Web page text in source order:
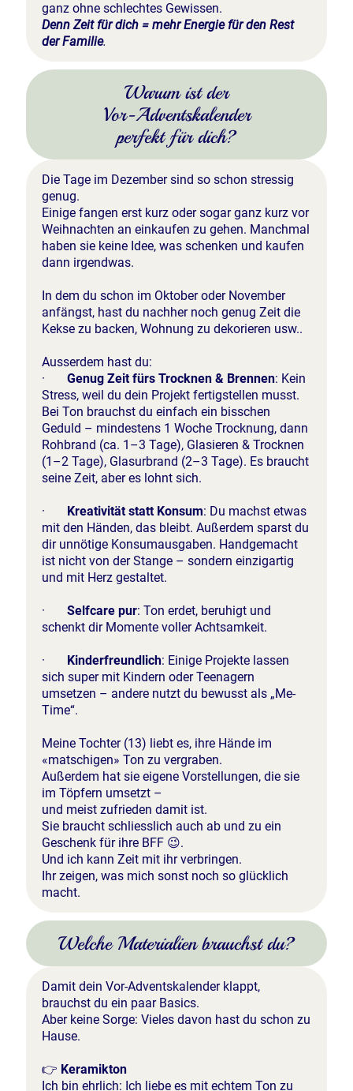
ganz ohne schlechtes Gewissen.
Denn Zeit für dich = mehr Energie für den Rest
der Familie.
Warum ist der
Vor-Adventskalender
perfekt für dich?
Die Tage im Dezember sind so schon stressig
genug.
Einige fangen erst kurz oder sogar ganz kurz vor
Weihnachten an einkaufen zu gehen. Manchmal
haben sie keine Idee, was schenken und kaufen
dann irgendwas.
In dem du schon im Oktober oder November
anfängst, hast du nachher noch genug Zeit die
Kekse zu backen, Wohnung zu dekorieren usw..
Ausserdem hast du:
· Genug Zeit fürs Trocknen & Brennen: Kein
Stress, weil du dein Projekt fertigstellen musst.
Bei Ton brauchst du einfach ein bisschen
Geduld – mindestens 1 Woche Trocknung, dann
Rohbrand (ca. 1–3 Tage), Glasieren & Trocknen
(1–2 Tage), Glasurbrand (2–3 Tage). Es braucht
seine Zeit, aber es lohnt sich.
· Kreativität statt Konsum: Du machst etwas
mit den Händen, das bleibt. Außerdem sparst du
dir unnötige Konsumausgaben. Handgemacht
ist nicht von der Stange – sondern einzigartig
und mit Herz gestaltet.
· Selfcare pur: Ton erdet, beruhigt und
schenkt dir Momente voller Achtsamkeit.
· Kinderfreundlich: Einige Projekte lassen
sich super mit Kindern oder Teenagern
umsetzen – andere nutzt du bewusst als „Me-
Time“.
Meine Tochter (13) liebt es, ihre Hände im
«matschigen» Ton zu vergraben.
Außerdem hat sie eigene Vorstellungen, die sie
im Töpfern umsetzt –
und meist zufrieden damit ist.
Sie braucht schliesslich auch ab und zu ein
Geschenk für ihre BFF 😉.
Und ich kann Zeit mit ihr verbringen.
Ihr zeigen, was mich sonst noch so glücklich
macht.
Welche Materialien brauchst du?
Damit dein Vor-Adventskalender klappt,
brauchst du ein paar Basics.
Aber keine Sorge: Vieles davon hast du schon zu
Hause.
👉 Keramikton
Ich bin ehrlich: Ich liebe es mit echtem Ton zu